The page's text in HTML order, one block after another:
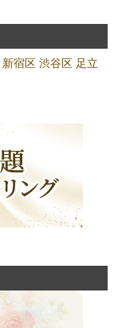
新宿区 渋谷区 足立